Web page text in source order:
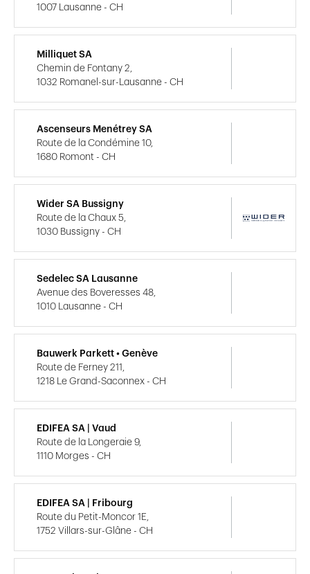
1007 Lausanne - CH
Milliquet SA
Chemin de Fontany 2,
1032 Romanel-sur-Lausanne - CH
Ascenseurs Menétrey SA
Route de la Condémine 10,
1680 Romont - CH
Wider SA Bussigny
Route de la Chaux 5,
1030 Bussigny - CH
Sedelec SA Lausanne
Avenue des Boveresses 48,
1010 Lausanne - CH
Bauwerk Parkett • Genève
Route de Ferney 211,
1218 Le Grand-Saconnex - CH
EDIFEA SA | Vaud
Route de la Longeraie 9,
1110 Morges - CH
EDIFEA SA | Fribourg
Route du Petit-Moncor 1E,
1752 Villars-sur-Glâne - CH